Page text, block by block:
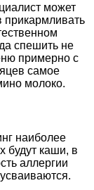
может
прикармливать
спешить не
примерно с
самое
молоко.
наиболее
будут каши, в
аллергии